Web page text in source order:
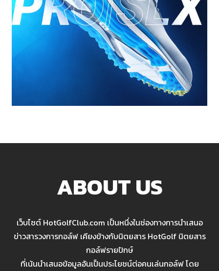
ABOUT US
เว็บไซต์ HotGolfClub.com เป็นหนึ่งในช่องทางการนำเสนอ
ข่าวสารวงการกอล์ฟ เคียงข้างกับนิตยสาร HotGolf นิตยสาร
กอล์ฟรายปักษ์
ที่เน้นนำเสนอข้อมูลอันเป็นประโยชน์ต่อคนเล่นกอล์ฟ โดย